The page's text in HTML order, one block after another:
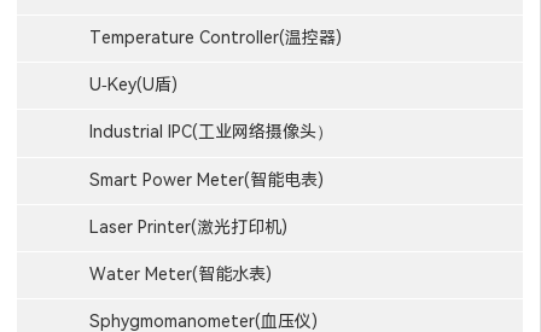
Temperature Controller(温控器)
U-Key(U盾)
Industrial IPC(工业网络摄像头）
Smart Power Meter(智能电表)
Laser Printer(激光打印机)
Water Meter(智能水表)
Sphygmomanometer(血压仪)